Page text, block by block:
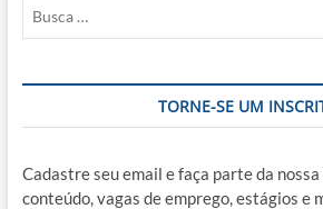
TORNE-SE UM
Cadastre seu email e faça parte da
conteúdo, vagas de emprego, estágios e